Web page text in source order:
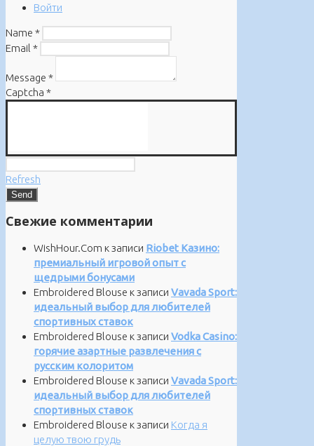
Войти
Name *
Email *
Message *
Captcha *
Refresh
Свежие комментарии
WishHour.Com к записи Riobet Казино:
премиальный игровой опыт с
щедрыми бонусами
Embroidered Blouse к записи Vavada Sport:
идеальный выбор для любителей
спортивных ставок
Embroidered Blouse к записи Vodka Casino:
горячие азартные развлечения с
русским колоритом
Embroidered Blouse к записи Vavada Sport:
идеальный выбор для любителей
спортивных ставок
Embroidered Blouse к записи Когда я
целую твою грудь